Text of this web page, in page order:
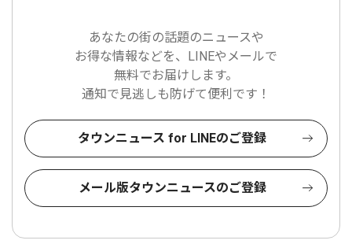
あなたの街の話題のニュースや
お得な情報などを、LINEやメールで
無料でお届けします。
通知で見逃しも防げて便利です！
タウンニュース for LINEのご登録
メール版タウンニュースのご登録